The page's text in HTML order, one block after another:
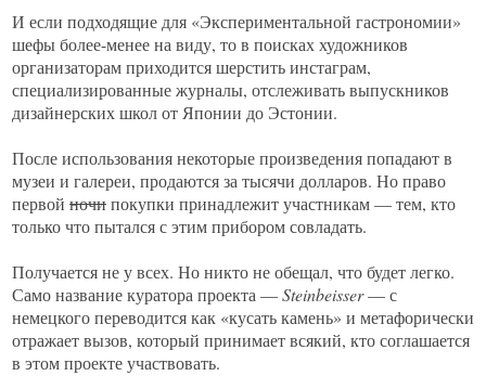
И если подходящие для «Экспериментальной гастрономии»
шефы более-менее на виду, то в поисках художников
организаторам приходится шерстить инстаграм,
специализированные журналы, отслеживать выпускников
дизайнерских школ от Японии до Эстонии.
После использования некоторые произведения попадают в
музеи и галереи, продаются за тысячи долларов. Но право
первой ночипокупки принадлежит участникам — тем, кто
только что пытался с этим прибором совладать.
Получается не у всех. Но никто не обещал, что будет легко.
Само название куратора проекта —Steinbeisser— с
немецкого переводится как «кусать камень» и метафорически
отражает вызов, который принимает всякий, кто соглашается
в этом проекте участвовать.